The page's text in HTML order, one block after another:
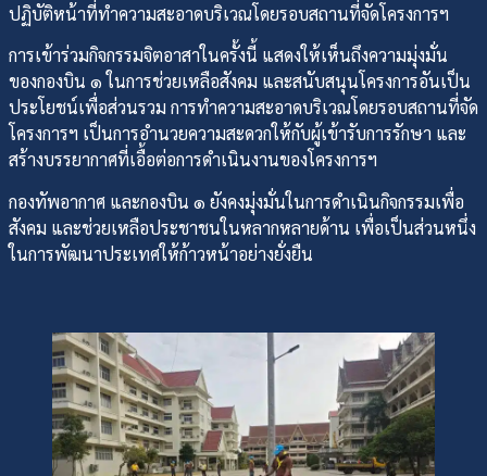
ปฏิบัติหน้าที่ทำความสะอาดบริเวณโดยรอบสถานที่จัดโครงการฯ
การเข้าร่วมกิจกรรมจิตอาสาในครั้งนี้ แสดงให้เห็นถึงความมุ่งมั่น
ของกองบิน ๑ ในการช่วยเหลือสังคม และสนับสนุนโครงการอันเป็น
ประโยชน์เพื่อส่วนรวม การทำความสะอาดบริเวณโดยรอบสถานที่จัด
โครงการฯ เป็นการอำนวยความสะดวกให้กับผู้เข้ารับการรักษา และ
สร้างบรรยากาศที่เอื้อต่อการดำเนินงานของโครงการฯ
กองทัพอากาศ และกองบิน ๑ ยังคงมุ่งมั่นในการดำเนินกิจกรรมเพื่อ
สังคม และช่วยเหลือประชาชนในหลากหลายด้าน เพื่อเป็นส่วนหนึ่ง
ในการพัฒนาประเทศให้ก้าวหน้าอย่างยั่งยืน